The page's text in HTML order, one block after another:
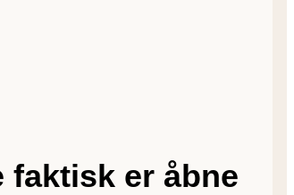
faktisk er åbne